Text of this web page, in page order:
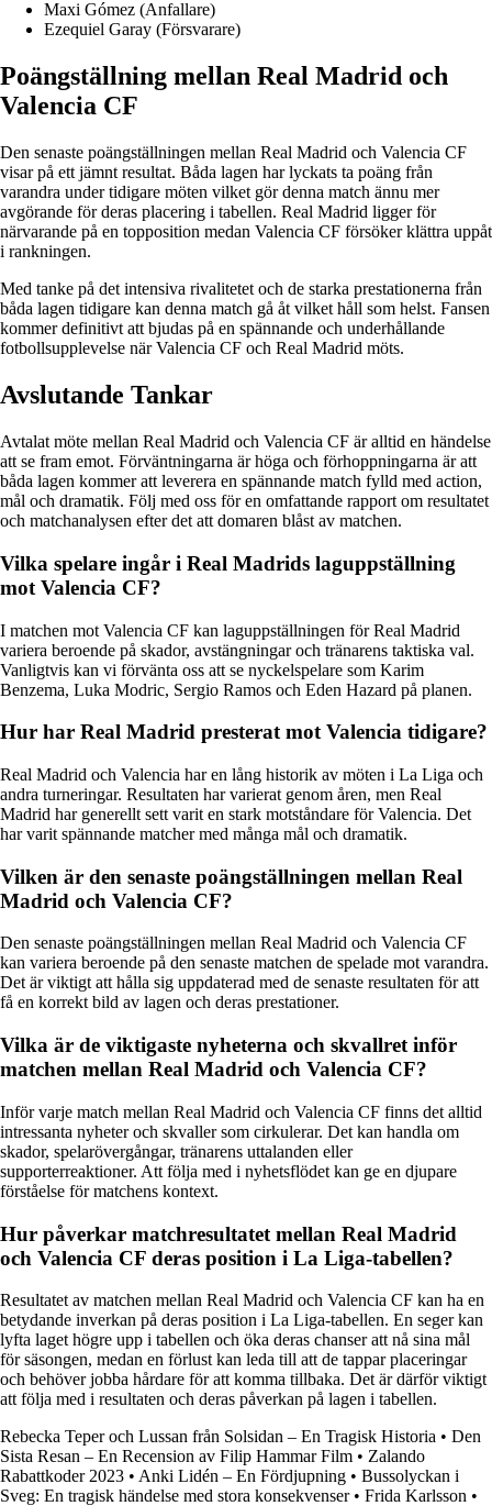
Maxi Gómez (Anfallare)
Ezequiel Garay (Försvarare)
Poängställning mellan Real Madrid och
Valencia CF
Den senaste poängställningen mellan Real Madrid och Valencia CF
visar på ett jämnt resultat. Båda lagen har lyckats ta poäng från
varandra under tidigare möten vilket gör denna match ännu mer
avgörande för deras placering i tabellen. Real Madrid ligger för
närvarande på en topposition medan Valencia CF försöker klättra uppåt
i rankningen.
Med tanke på det intensiva rivalitetet och de starka prestationerna från
båda lagen tidigare kan denna match gå åt vilket håll som helst. Fansen
kommer definitivt att bjudas på en spännande och underhållande
fotbollsupplevelse när Valencia CF och Real Madrid möts.
Avslutande Tankar
Avtalat möte mellan Real Madrid och Valencia CF är alltid en händelse
att se fram emot. Förväntningarna är höga och förhoppningarna är att
båda lagen kommer att leverera en spännande match fylld med action,
mål och dramatik. Följ med oss för en omfattande rapport om resultatet
och matchanalysen efter det att domaren blåst av matchen.
Vilka spelare ingår i Real Madrids laguppställning
mot Valencia CF?
I matchen mot Valencia CF kan laguppställningen för Real Madrid
variera beroende på skador, avstängningar och tränarens taktiska val.
Vanligtvis kan vi förvänta oss att se nyckelspelare som Karim
Benzema, Luka Modric, Sergio Ramos och Eden Hazard på planen.
Hur har Real Madrid presterat mot Valencia tidigare?
Real Madrid och Valencia har en lång historik av möten i La Liga och
andra turneringar. Resultaten har varierat genom åren, men Real
Madrid har generellt sett varit en stark motståndare för Valencia. Det
har varit spännande matcher med många mål och dramatik.
Vilken är den senaste poängställningen mellan Real
Madrid och Valencia CF?
Den senaste poängställningen mellan Real Madrid och Valencia CF
kan variera beroende på den senaste matchen de spelade mot varandra.
Det är viktigt att hålla sig uppdaterad med de senaste resultaten för att
få en korrekt bild av lagen och deras prestationer.
Vilka är de viktigaste nyheterna och skvallret inför
matchen mellan Real Madrid och Valencia CF?
Inför varje match mellan Real Madrid och Valencia CF finns det alltid
intressanta nyheter och skvaller som cirkulerar. Det kan handla om
skador, spelarövergångar, tränarens uttalanden eller
supporterreaktioner. Att följa med i nyhetsflödet kan ge en djupare
förståelse för matchens kontext.
Hur påverkar matchresultatet mellan Real Madrid
och Valencia CF deras position i La Liga-tabellen?
Resultatet av matchen mellan Real Madrid och Valencia CF kan ha en
betydande inverkan på deras position i La Liga-tabellen. En seger kan
lyfta laget högre upp i tabellen och öka deras chanser att nå sina mål
för säsongen, medan en förlust kan leda till att de tappar placeringar
och behöver jobba hårdare för att komma tillbaka. Det är därför viktigt
att följa med i resultaten och deras påverkan på lagen i tabellen.
Rebecka Teper och Lussan från Solsidan – En Tragisk Historia • Den
Sista Resan – En Recension av Filip Hammar Film • Zalando
Rabattkoder 2023 • Anki Lidén – En Fördjupning • Bussolyckan i
Sveg: En tragisk händelse med stora konsekvenser• Frida Karlsson •